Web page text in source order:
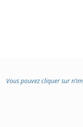
Vous pouvez cliquer sur